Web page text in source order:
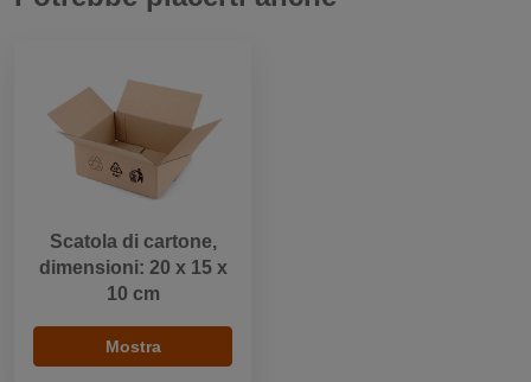
Scatola di cartone,
dimensioni: 20 x 15 x
10 cm
Mostra